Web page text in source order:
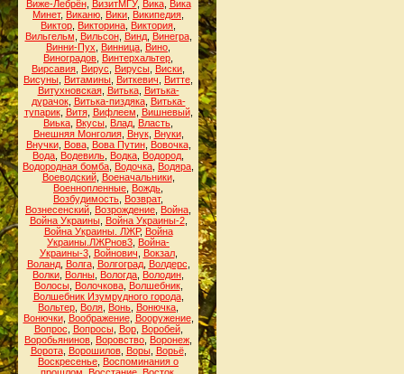
Виже-Лебрён, ВизитМГУ, Вика, Вика
Минет, Виканю Вики Википедия
Виктор Викторина Виктория
Вильгельм
Вильсон, Винд, Винегра,
Винни-Пух
Винница Вино
Виноградов Винтерхальтер
Вирсавия Вирус Вирусы Виски
Висуны Витамины Виткевич Витте
Витухновская, Витька, Витька-
дурачок, Витька-пиздяка, Витька-
тупарик, Витя, Вифлеем Вишневый,
Виька Вкусы Влад Власть
Внешняя Монголия, Внук, Внуки,
Внучки, Вова, Вова Путин, Вовочка,
Вода Водевиль Водка Водород
Водородная бомба Водочка Водяра
Воеводский, Военачальники,
Военнопленные Вождь
Возбудимость Возврат,
Вознесенский Возрождение Война
Война Украины, Война Украины-2,
Война Украины. ЛЖР, Война
Украины.ЛЖРнов3 Война-
Украины-3, Войнович Вокзал,
Воланд, Волга, Волгоград, Волдерс
Волки Волны Вологда Володин
Волосы, Волочкова, Волшебник,
Волшебник Изумрудного города,
Вольтер Воля Вонь Вонючка
Вонючки, Воображение, Вооружение,
Вопрос
Вопросы, Вор, Воробей,
Воробьянинов Воровство Воронеж
Ворота, Ворошилов, Воры, Ворьё,
Воскресенье Воспоминания о